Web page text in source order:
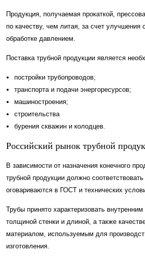
Продукция, получаемая прокаткой,
по качеству, чем литая, за счет улучшения
обработке давлением.
Поставка трубной продукции является
постройки трубопроводов;
транспорта и подачи энергоресурсов;
машиностроения;
строительства
бурения скважин и колодцев.
Российский рынок трубной
В зависимости от назначения конечного
трубной продукции должно
оговариваются в ГОСТ и технических
Трубы принято характеризовать
толщиной стенки и длиной, а также
материалом, используемым для
изготовления.